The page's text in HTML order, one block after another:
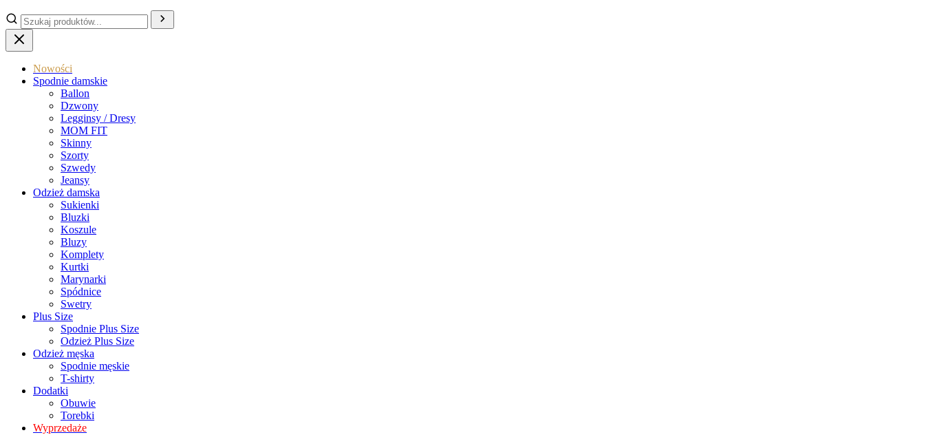
Nowości
Spodnie damskie
Ballon
Dzwony
Legginsy / Dresy
MOM FIT
Skinny
Szorty
Szwedy
Jeansy
Odzież damska
Sukienki
Bluzki
Koszule
Bluzy
Komplety
Kurtki
Marynarki
Spódnice
Swetry
Plus Size
Spodnie Plus Size
Odzież Plus Size
Odzież męska
Spodnie męskie
T-shirty
Dodatki
Obuwie
Torebki
Wyprzedaże